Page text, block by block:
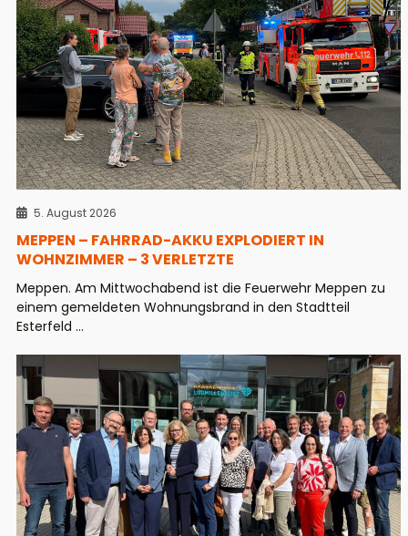
5. August 2026
MEPPEN – FAHRRAD-AKKU EXPLODIERT IN
WOHNZIMMER – 3 VERLETZTE
Meppen. Am Mittwochabend ist die Feuerwehr Meppen zu
einem gemeldeten Wohnungsbrand in den Stadtteil
Esterfeld ...